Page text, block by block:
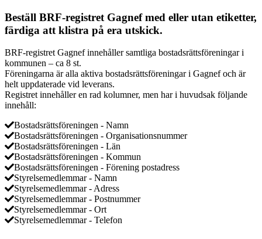
Beställ BRF-registret Gagnef med eller utan etiketter,
färdiga att klistra på era utskick.
BRF-registret Gagnef innehåller samtliga bostadsrättsföreningar i
kommunen – ca 8 st.
Föreningarna är alla aktiva bostadsrättsföreningar i Gagnef och är
helt uppdaterade vid leverans.
Registret innehåller en rad kolumner, men har i huvudsak följande
innehåll:
Bostadsrättsföreningen - Namn
Bostadsrättsföreningen - Organisationsnummer
Bostadsrättsföreningen - Län
Bostadsrättsföreningen - Kommun
Bostadsrättsföreningen - Förening postadress
Styrelsemedlemmar - Namn
Styrelsemedlemmar - Adress
Styrelsemedlemmar - Postnummer
Styrelsemedlemmar - Ort
Styrelsemedlemmar - Telefon